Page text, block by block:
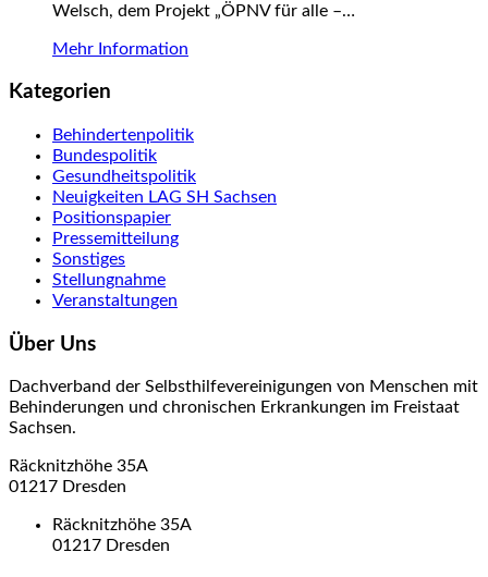
Welsch, dem Projekt „ÖPNV für alle –…
Mehr Information
Kategorien
Behindertenpolitik
Bundespolitik
Gesundheitspolitik
Neuigkeiten LAG SH Sachsen
Positionspapier
Pressemitteilung
Sonstiges
Stellungnahme
Veranstaltungen
Über Uns
Dachverband der Selbsthilfevereinigungen von Menschen mit
Behinderungen und chronischen Erkrankungen im Freistaat
Sachsen.
Räcknitzhöhe 35A
01217 Dresden
Räcknitzhöhe 35A
01217 Dresden